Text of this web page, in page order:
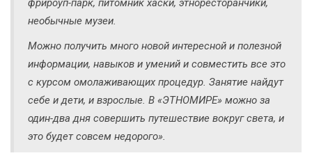
фрироуп-парк, питомник хаски, этноресторанчики,
необычные музеи.
Можно получить много новой интересной и полезной
информации, навыков и умений и совместить все это
с курсом омолаживающих процедур. Занятие найдут
себе и дети, и взрослые. В «ЭТНОМИРЕ» можно за
один-два дня совершить путешествие вокруг света, и
это будет совсем недорого».